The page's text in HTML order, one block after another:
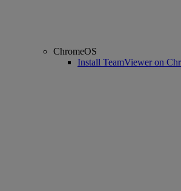
ChromeOS
Install TeamViewer on